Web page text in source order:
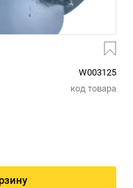
W003125
код товара